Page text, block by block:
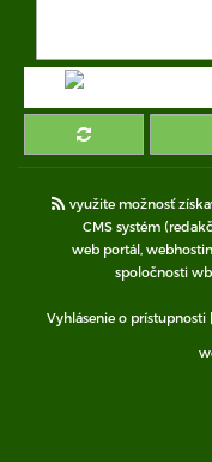
využite možnosť
CMS systém
web portál
spoločnosti
Vyhlásenie o prístupnosti|